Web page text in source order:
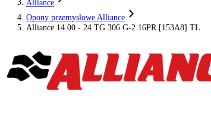
Opony
Opony przemysłowe
Opony przemysłowe Alliance
Alliance 14.00 - 24 TG 306 G-2 16PR [153A8]